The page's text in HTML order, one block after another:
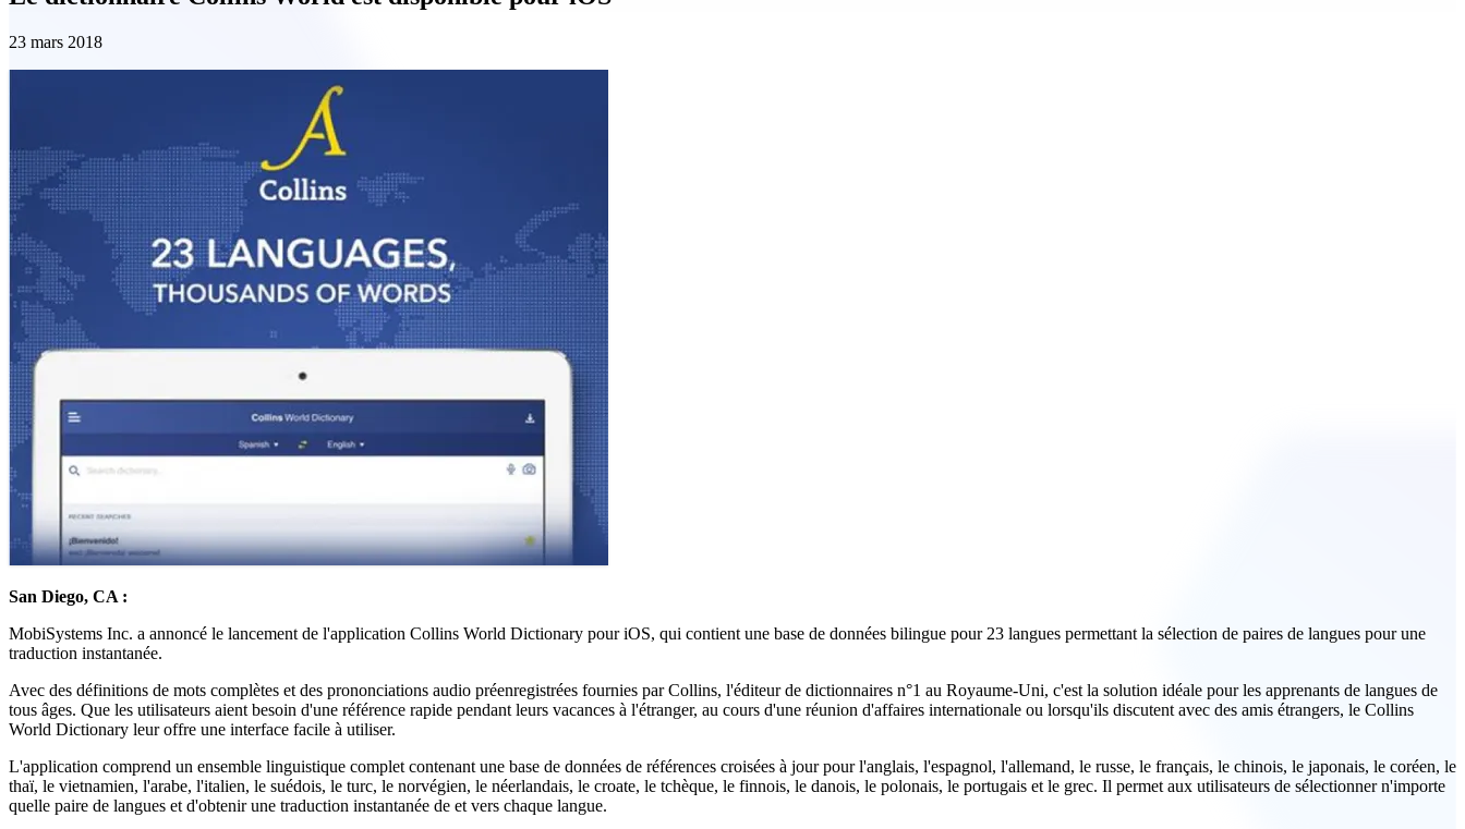
23 mars 2018
San Diego, CA :
MobiSystems Inc. a annoncé le lancement de l'application Collins World Dictionary pour iOS, qui contient une base de données bilingue pour 23 langues permettant la sélection de paires de langues pour une
traduction instantanée.
Avec des définitions de mots complètes et des prononciations audio préenregistrées fournies par Collins, l'éditeur de dictionnaires n°1 au Royaume-Uni, c'est la solution idéale pour les apprenants de langues de
tous âges. Que les utilisateurs aient besoin d'une référence rapide pendant leurs vacances à l'étranger, au cours d'une réunion d'affaires internationale ou lorsqu'ils discutent avec des amis étrangers, le Collins
World Dictionary leur offre une interface facile à utiliser.
L'application comprend un ensemble linguistique complet contenant une base de données de références croisées à jour pour l'anglais, l'espagnol, l'allemand, le russe, le français, le chinois, le japonais, le coréen, le
thaï, le vietnamien, l'arabe, l'italien, le suédois, le turc, le norvégien, le néerlandais, le croate, le tchèque, le finnois, le danois, le polonais, le portugais et le grec. Il permet aux utilisateurs de sélectionner n'importe
quelle paire de langues et d'obtenir une traduction instantanée de et vers chaque langue.